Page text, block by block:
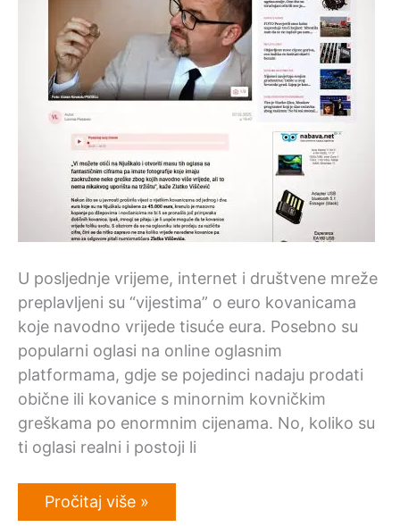
U posljednje vrijeme, internet i društvene mreže
preplavljeni su “vijestima” o euro kovanicama
koje navodno vrijede tisuće eura. Posebno su
popularni oglasi na online oglasnim
platformama, gdje se pojedinci nadaju prodati
obične ili kovanice s minornim kovničkim
greškama po enormnim cijenama. No, koliko su
ti oglasi realni i postoji li
Mitovi
i
Pročitaj više »